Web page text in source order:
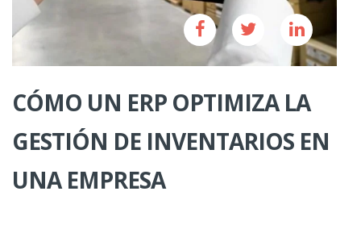
CÓMO UN ERP OPTIMIZA LA
GESTIÓN DE INVENTARIOS EN
UNA EMPRESA